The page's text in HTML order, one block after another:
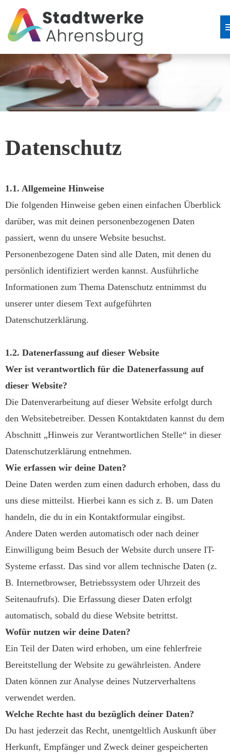
Stellenangebote
Datenschutz
1.1. Allgemeine Hinweise
Die folgenden Hinweise geben einen einfachen Überblick
darüber, was mit deinen personenbezogenen Daten
passiert, wenn du unsere Website besuchst.
Personenbezogene Daten sind alle Daten, mit denen du
persönlich identifiziert werden kannst. Ausführliche
Informationen zum Thema Datenschutz entnimmst du
unserer unter diesem Text aufgeführten
Datenschutzerklärung.
1.2. Datenerfassung auf dieser Website
Wer ist verantwortlich für die Datenerfassung auf
dieser Website?
Die Datenverarbeitung auf dieser Website erfolgt durch
den Websitebetreiber. Dessen Kontaktdaten kannst du dem
Abschnitt „Hinweis zur Verantwortlichen Stelle“ in dieser
Datenschutzerklärung entnehmen.
Wie erfassen wir deine Daten?
Deine Daten werden zum einen dadurch erhoben, dass du
uns diese mitteilst. Hierbei kann es sich z. B. um Daten
handeln, die du in ein Kontaktformular eingibst.
Andere Daten werden automatisch oder nach deiner
Einwilligung beim Besuch der Website durch unsere IT-
Systeme erfasst. Das sind vor allem technische Daten (z.
B. Internetbrowser, Betriebssystem oder Uhrzeit des
Seitenaufrufs). Die Erfassung dieser Daten erfolgt
automatisch, sobald du diese Website betrittst.
Wofür nutzen wir deine Daten?
Ein Teil der Daten wird erhoben, um eine fehlerfreie
Bereitstellung der Website zu gewährleisten. Andere
Daten können zur Analyse deines Nutzerverhaltens
verwendet werden.
Welche Rechte hast du bezüglich deiner Daten?
Du hast jederzeit das Recht, unentgeltlich Auskunft über
Herkunft, Empfänger und Zweck deiner gespeicherten